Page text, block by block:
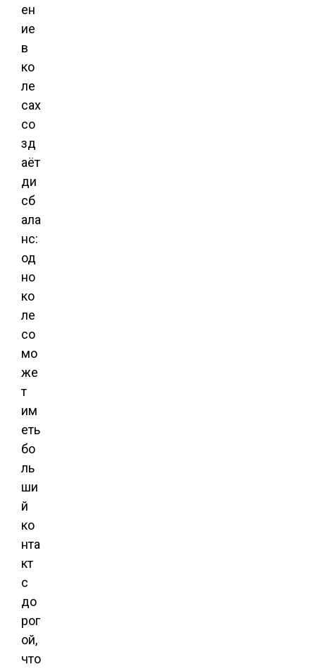
ен
ие
в
ко
ле
сах
со
зд
аёт
ди
сб
ала
нс:
од
но
ко
ле
со
мо
же
т
им
еть
бо
ль
ши
й
ко
нта
кт
с
до
рог
ой,
что